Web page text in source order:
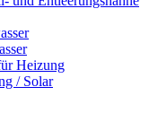
Heizung
/ Solar